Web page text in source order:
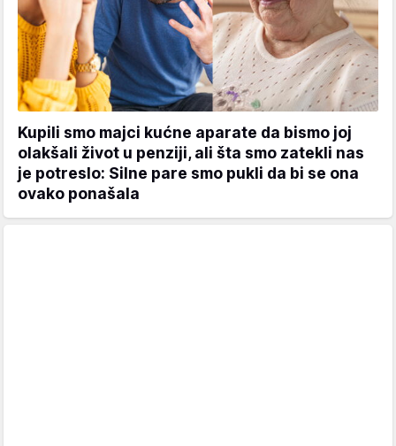
Kupili smo majci kućne aparate da bismo joj
olakšali život u penziji, ali šta smo zatekli nas
je potreslo: Silne pare smo pukli da bi se ona
ovako ponašala